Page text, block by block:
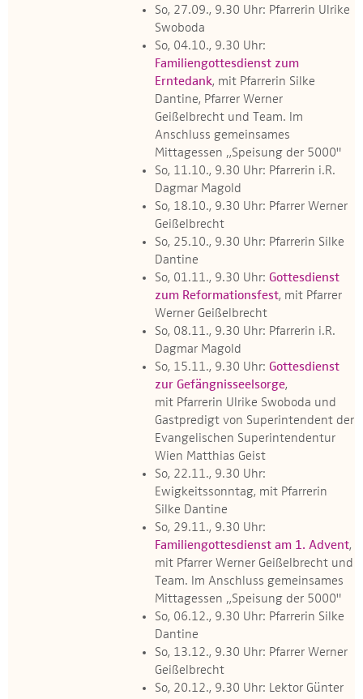
So, 27.09., 9.30 Uhr: Pfarrerin Ulrike
Swoboda
So, 04.10., 9.30 Uhr:
Familiengottesdienst zum
Erntedank, mit Pfarrerin Silke
Dantine, Pfarrer Werner
Geißelbrecht und Team. Im
Anschluss gemeinsames
Mittagessen „Speisung der 5000"
So, 11.10., 9.30 Uhr: Pfarrerin i.R.
Dagmar Magold
So, 18.10., 9.30 Uhr: Pfarrer Werner
Geißelbrecht
So, 25.10., 9.30 Uhr: Pfarrerin Silke
Dantine
So, 01.11., 9.30 Uhr: Gottesdienst
zum Reformationsfest, mit Pfarrer
Werner Geißelbrecht
So, 08.11., 9.30 Uhr: Pfarrerin i.R.
Dagmar Magold
So, 15.11., 9.30 Uhr: Gottesdienst
zur Gefängnisseelsorge,
mit Pfarrerin Ulrike Swoboda und
Gastpredigt von Superintendent der
Evangelischen Superintendentur
Wien Matthias Geist
So, 22.11., 9.30 Uhr:
Ewigkeitssonntag, mit Pfarrerin
Silke Dantine
So, 29.11., 9.30 Uhr:
Familiengottesdienst am 1. Advent,
mit Pfarrer Werner Geißelbrecht und
Team. Im Anschluss gemeinsames
Mittagessen „Speisung der 5000"
So, 06.12., 9.30 Uhr: Pfarrerin Silke
Dantine
So, 13.12., 9.30 Uhr: Pfarrer Werner
Geißelbrecht
So, 20.12., 9.30 Uhr: Lektor Günter